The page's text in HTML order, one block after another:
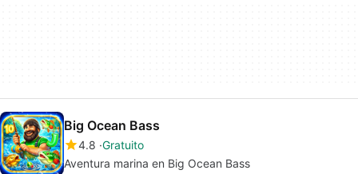
Big Ocean Bass
4.8 Gratuito
Aventura marina en Big Ocean Bass